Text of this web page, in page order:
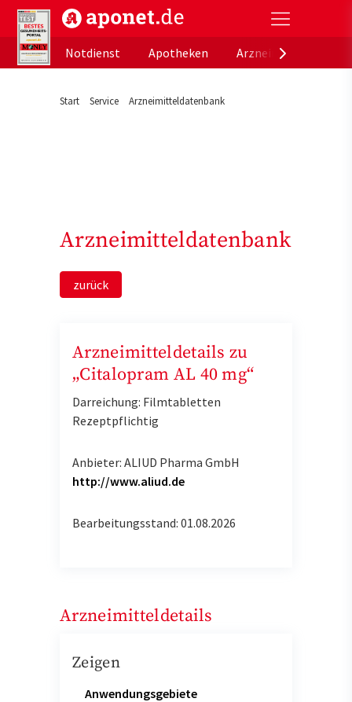
aponet.de - Das offizielle Gesundheitsportal der
Notdienst
Apotheken
Start Service Arzneimitteldatenbank
Arzneimitteldatenbank
zurück
Arzneimitteldetails zu
„Citalopram AL 40 mg“
Darreichung: Filmtabletten
Rezeptpflichtig
Anbieter: ALIUD Pharma GmbH
http://www.aliud.de
Bearbeitungsstand: 01.08.2026
Arzneimitteldetails
Zeigen
Anwendungsgebiete